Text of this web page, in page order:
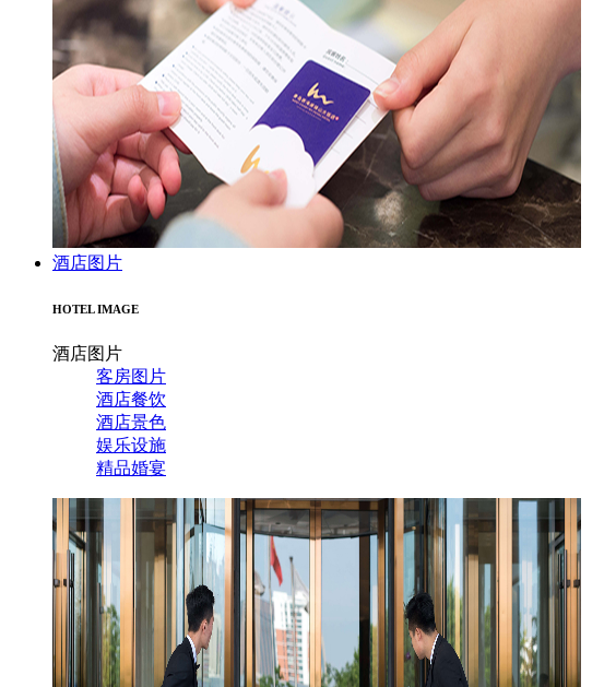
酒店图片
HOTEL IMAGE
酒店图片
客房图片
酒店餐饮
酒店景色
娱乐设施
精品婚宴